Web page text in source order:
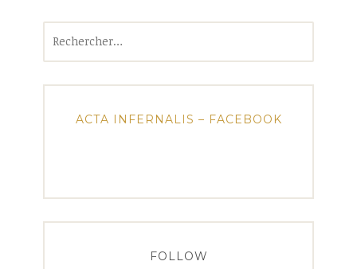
ACTA INFERNALIS – FACEBOOK
FOLLOW